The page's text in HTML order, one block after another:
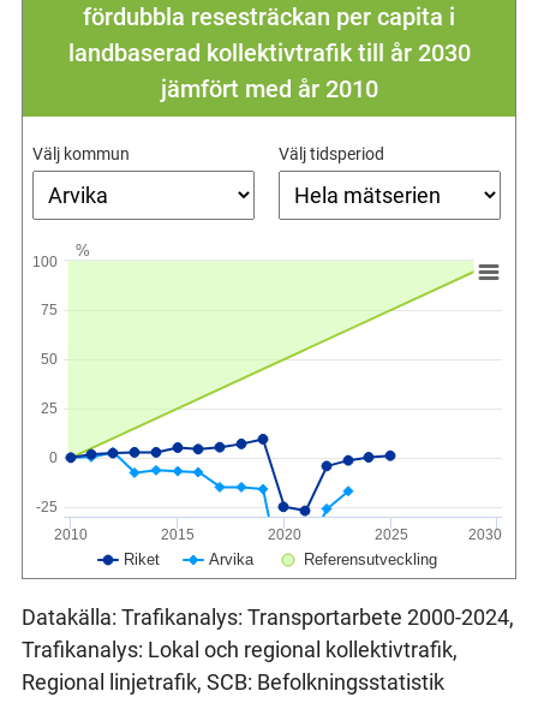
fördubbla resesträckan per capita i
landbaserad kollektivtrafik till år 2030
jämfört med år 2010
Välj kommun Välj tidsperiod
%
Riket Arvika Referensutveckling
2010 2015 2020 2025 2030
-25
0
25
50
75
100
Datakälla: Trafikanalys: Transportarbete 2000-2024,
Trafikanalys: Lokal och regional kollektivtrafik,
Regional linjetrafik, SCB: Befolkningsstatistik